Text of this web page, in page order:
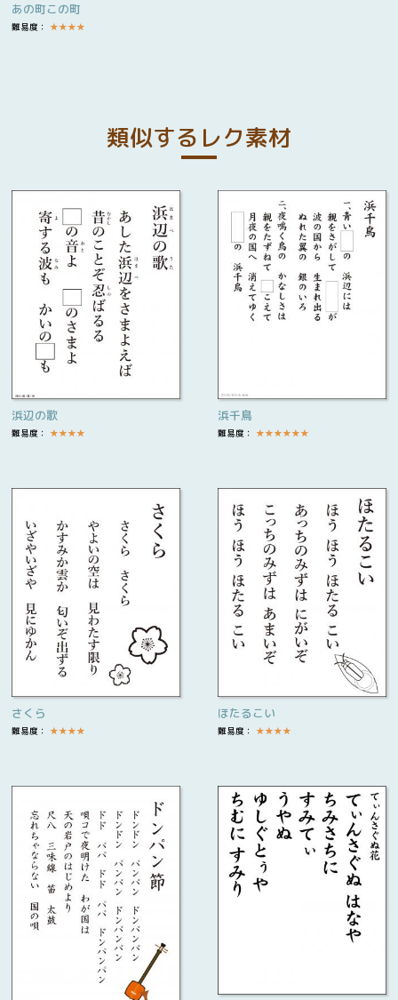
あの町この町
難易度： ★★★★
類似するレク素材
浜辺の歌
難易度： ★★★★
浜千鳥
難易度： ★★★★★★
さくら
難易度： ★★★★
ほたるこい
難易度： ★★★★